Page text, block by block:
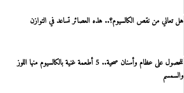
هل تعاني من نقص الكالسيوم؟.. هذه العصائر تساعد في التوازن
للحصول على عظام وأسنان صحية.. 5 أطعمة غنية بالكالسيوم منها اللوز
والسمسم